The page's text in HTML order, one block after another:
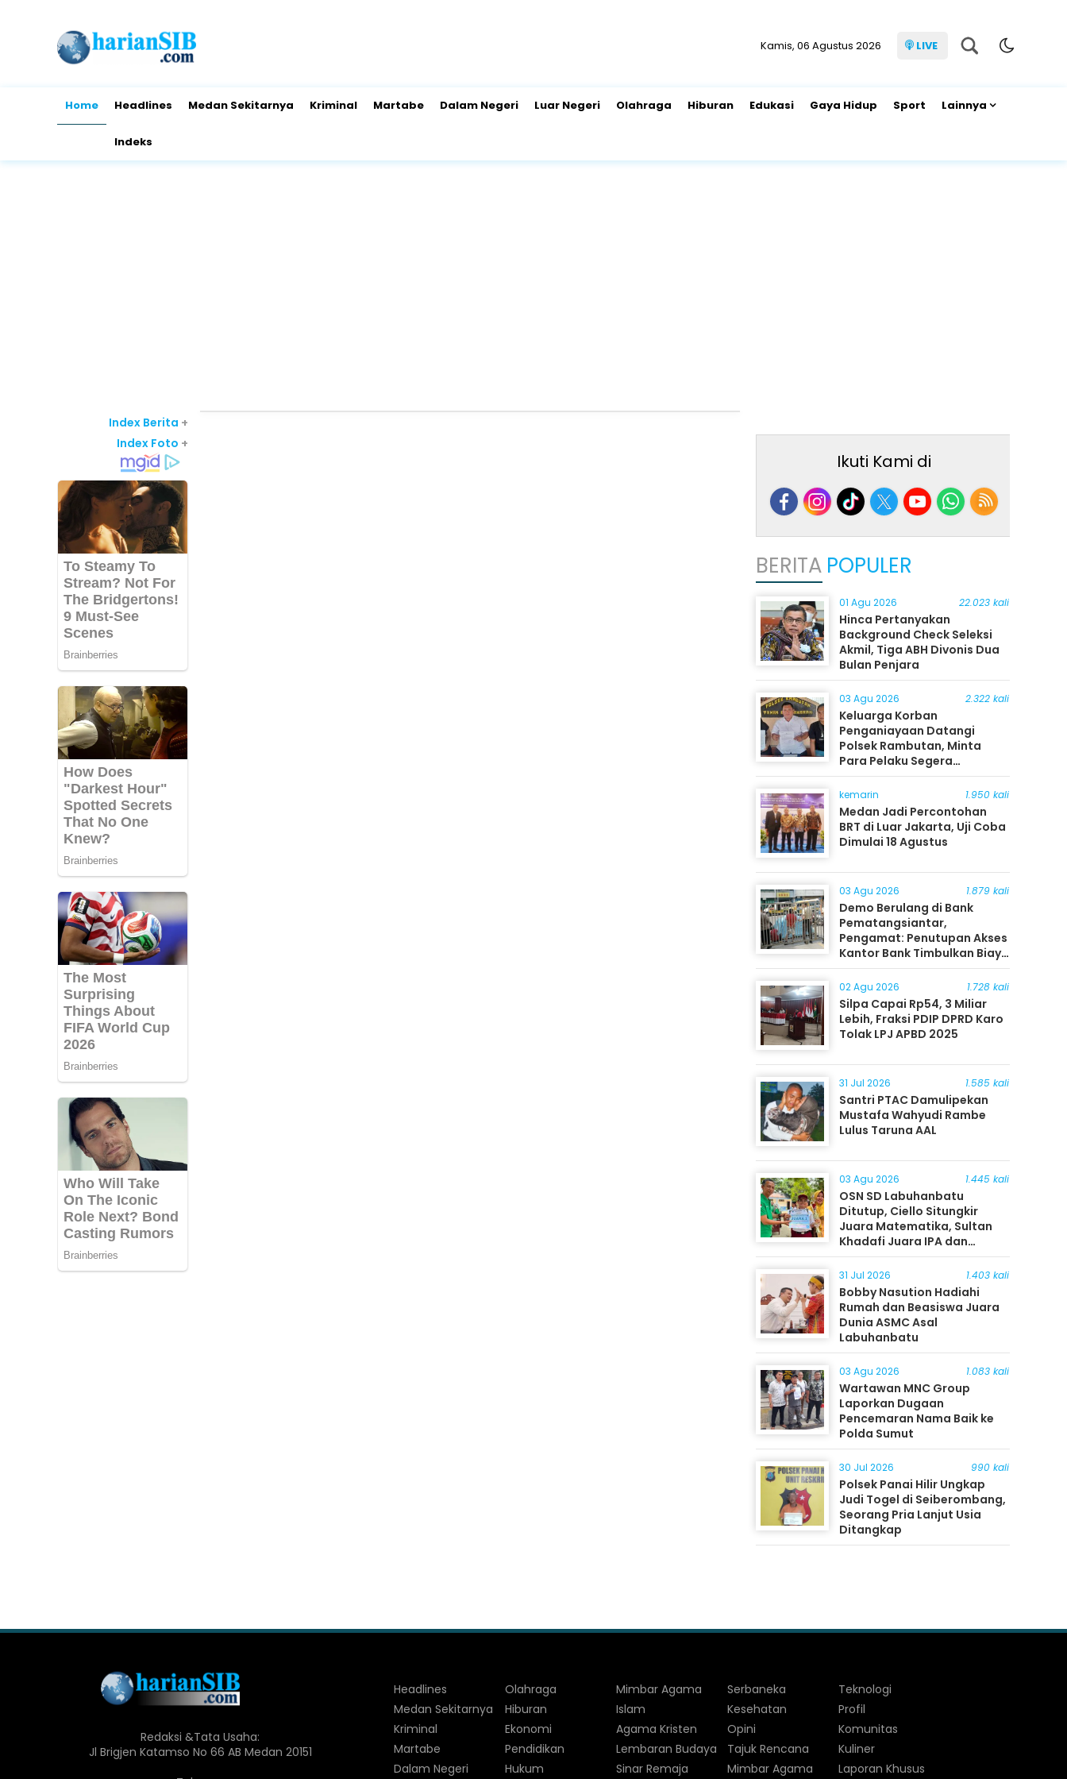
Kamis, 06 Agustus 2026 LIVE
Home Headlines Medan Sekitarnya Kriminal Martabe Dalam Negeri Luar Negeri Olahraga Hiburan Edukasi Gaya Hidup Sport Lainnya
Indeks
Index Berita +
Index Foto +
Ikuti Kami di
BERITA POPULER
01 Agu 2026 22.023 kali
Hinca Pertanyakan
Background Check Seleksi
Akmil, Tiga ABH Divonis Dua
Bulan Penjara
03 Agu 2026 2.322 kali
Keluarga Korban
Penganiayaan Datangi
Polsek Rambutan, Minta
Para Pelaku Segera
Ditangkap
kemarin 1.950 kali
Medan Jadi Percontohan
BRT di Luar Jakarta, Uji Coba
Dimulai 18 Agustus
03 Agu 2026 1.879 kali
Demo Berulang di Bank
Pematangsiantar,
Pengamat: Penutupan Akses
Kantor Bank Timbulkan Biaya
Ekonomi bagi Masyarakat
02 Agu 2026 1.728 kali
Silpa Capai Rp54, 3 Miliar
Lebih, Fraksi PDIP DPRD Karo
Tolak LPJ APBD 2025
31 Jul 2026 1.585 kali
Santri PTAC Damulipekan
Mustafa Wahyudi Rambe
Lulus Taruna AAL
03 Agu 2026 1.445 kali
OSN SD Labuhanbatu
Ditutup, Ciello Situngkir
Juara Matematika, Sultan
Khadafi Juara IPA dan
Timothy Rangkuti Juara IPS
31 Jul 2026 1.403 kali
Bobby Nasution Hadiahi
Rumah dan Beasiswa Juara
Dunia ASMC Asal
Labuhanbatu
03 Agu 2026 1.083 kali
Wartawan MNC Group
Laporkan Dugaan
Pencemaran Nama Baik ke
Polda Sumut
30 Jul 2026 990 kali
Polsek Panai Hilir Ungkap
Judi Togel di Seiberombang,
Seorang Pria Lanjut Usia
Ditangkap
Redaksi &Tata Usaha:
Jl Brigjen Katamso No 66 AB Medan 20151
Headlines
Medan Sekitarnya
Kriminal
Martabe
Dalam Negeri
Olahraga
Hiburan
Ekonomi
Pendidikan
Hukum
Mimbar Agama
Islam
Agama Kristen
Lembaran Budaya
Sinar Remaja
Serbaneka
Kesehatan
Opini
Tajuk Rencana
Mimbar Agama
Teknologi
Profil
Komunitas
Kuliner
Laporan Khusus